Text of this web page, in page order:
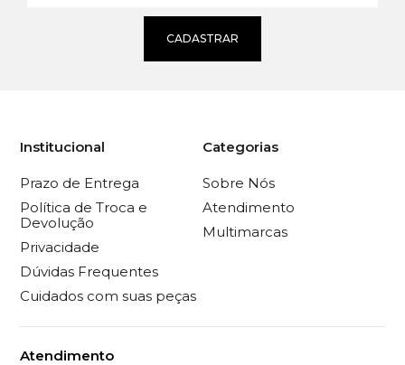
CADASTRAR
Institucional
Prazo de Entrega
Política de Troca e
Devolução
Privacidade
Dúvidas Frequentes
Cuidados com suas peças
Categorias
Sobre Nós
Atendimento
Multimarcas
Atendimento